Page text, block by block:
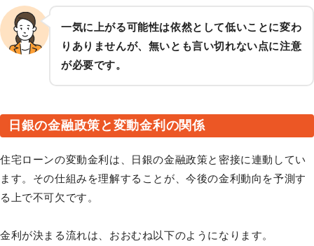
一気に上がる可能性は依然として低いことに変わ
りありませんが、無いとも言い切れない点に注意
が必要です。
日銀の金融政策と変動金利の関係
住宅ローンの変動金利は、日銀の金融政策と密接に連動してい
ます。その仕組みを理解することが、今後の金利動向を予測す
る上で不可欠です。
金利が決まる流れは、おおむね以下のようになります。